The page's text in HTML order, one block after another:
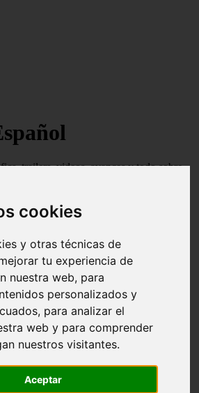
cookies
y otras técnicas de
tu experiencia de
nuestra web, para
personalizados y
para analizar el
web y para comprender
nuestros visitantes.
Aceptar
trailers, videos, avances y todo sobre
Kedakaki Seijo wa Hakudaku
- Anime en Español